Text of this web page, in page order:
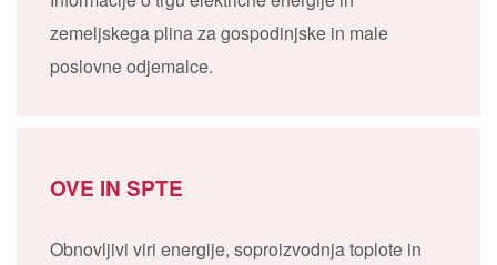
zemeljskega plina za gospodinjske in male
poslovne odjemalce.
OVE IN SPTE
Obnovljivi viri energije, soproizvodnja toplote in